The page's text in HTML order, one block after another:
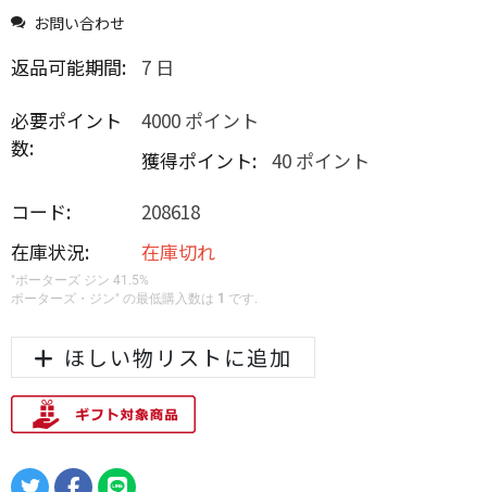
お問い合わせ
返品可能期間: 7 日
必要ポイント
数:
4000 ポイント
獲得ポイント: 40 ポイント
コード:
208618
在庫状況:
在庫切れ
"ポーターズ ジン 41.5%
ポーターズ・ジン" の最低購入数は 1 です.
ほしい物リストに追加